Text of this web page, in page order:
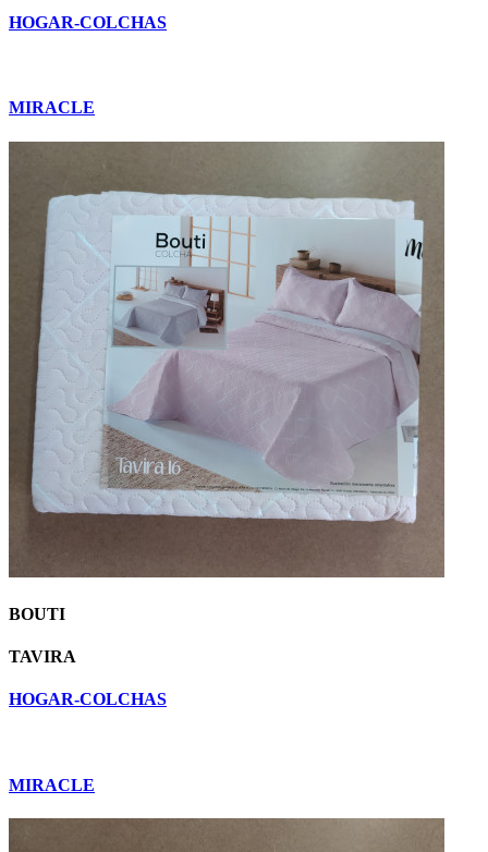
HOGAR-COLCHAS
MIRACLE
BOUTI
TAVIRA
HOGAR-COLCHAS
MIRACLE